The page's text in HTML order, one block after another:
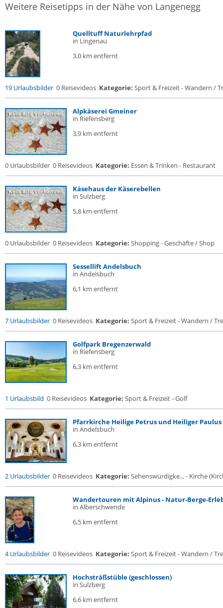
Weitere Reisetipps in der Nähe von Langenegg
Quelltuff Naturlehrpfad
in Lingenau
3,0 km entfernt
19 Urlaubsbilder 0 Reisevideos Kategorie: Sport & Freizeit - Wandern /
Alpkäserei Gmeiner
in Riefensberg
3,9 km entfernt
0 Urlaubsbilder 0 Reisevideos Kategorie: Essen & Trinken - Restaurant
Käsehaus der Käserebellen
in Sulzberg
5,8 km entfernt
0 Urlaubsbilder 0 Reisevideos Kategorie: Shopping - Geschäfte / Shop
Sessellift Andelsbuch
in Andelsbuch
6,1 km entfernt
7 Urlaubsbilder 0 Reisevideos Kategorie: Sport & Freizeit - Wandern /
Golfpark Bregenzerwald
in Riefensberg
6,3 km entfernt
1 Urlaubsbild 0 Reisevideos Kategorie: Sport & Freizeit - Golf
Pfarrkirche Heilige Petrus und Heiliger Paulus
in Andelsbuch
6,3 km entfernt
2 Urlaubsbilder 0 Reisevideos Kategorie: Sehenswürdigke... - Kirche
Wandertouren mit Alpinus - Natur-Berge-
in Alberschwende
6,5 km entfernt
4 Urlaubsbilder 0 Reisevideos Kategorie: Sport & Freizeit - Wandern /
Hochsträßstüble (geschlossen)
in Sulzberg
6,6 km entfernt